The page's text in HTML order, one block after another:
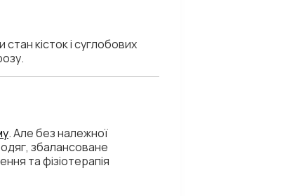
кісток і суглобових
. Але без належної
збалансоване
та фізіотерапія